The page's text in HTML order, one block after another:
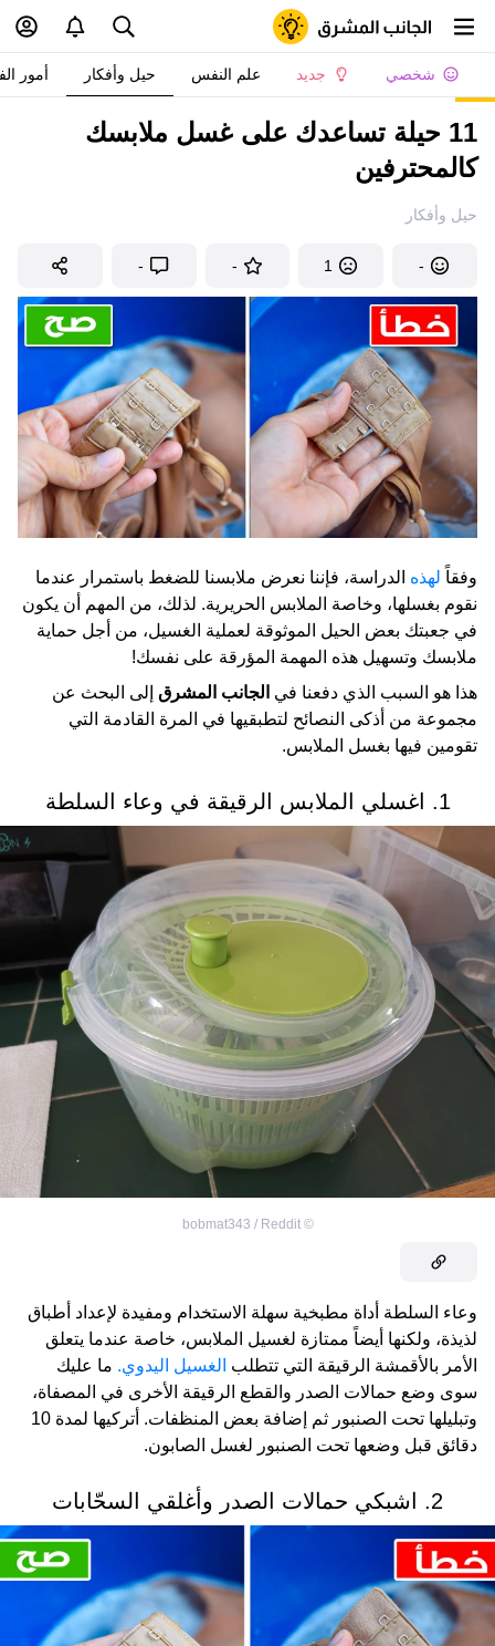
شخصي جديد علم النفس حيل وأفكار أمور
11 حيلة تساعدك على غسل ملابسك
كالمحترفين
حيل وأفكار
-
1
-
-
وفقاً لهذه الدراسة، فإننا نعرض ملابسنا للضغط باستمرار عندما
نقوم بغسلها، وخاصة الملابس الحريرية. لذلك، من المهم أن يكون
في جعبتك بعض الحيل الموثوقة لعملية الغسيل، من أجل حماية
ملابسك وتسهيل هذه المهمة المؤرقة على نفسك!
هذا هو السبب الذي دفعنا في الجانب المشرق إلى البحث عن
مجموعة من أذكى النصائح لتطبقيها في المرة القادمة التي
تقومين فيها بغسل الملابس.
1. اغسلي الملابس الرقيقة في وعاء السلطة
©
bobmat343 / Reddit
وعاء السلطة أداة مطبخية سهلة الاستخدام ومفيدة لإعداد أطباق
لذيذة، ولكنها أيضاً ممتازة لغسيل الملابس، خاصة عندما يتعلق
الأمر بالأقمشة الرقيقة التي تتطلب الغسيل اليدوي. ما عليك
سوى وضع حمالات الصدر والقطع الرقيقة الأخرى في المصفاة،
وتبليلها تحت الصنبور ثم إضافة بعض المنظفات. أتركيها لمدة 10
دقائق قبل وضعها تحت الصنبور لغسل الصابون.
2. اشبكي حمالات الصدر وأغلقي السحّابات